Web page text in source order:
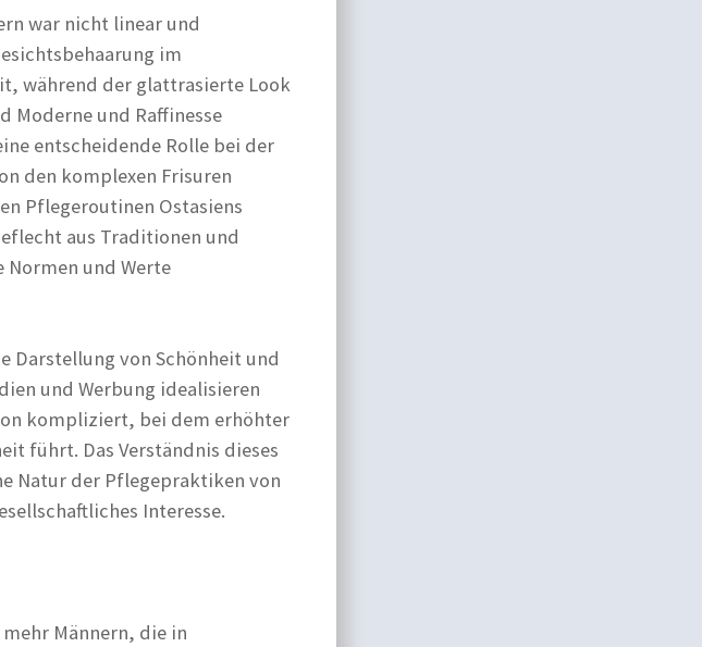
war nicht linear und
im
während der glattrasierte Look
Moderne und Raffinesse
entscheidende Rolle bei der
den komplexen Frisuren
Pflegeroutinen Ostasiens
aus Traditionen und
Normen und Werte
Darstellung von Schönheit und
und Werbung idealisieren
kompliziert, bei dem erhöhter
führt. Das Verständnis dieses
Natur der Pflegepraktiken von
Interesse.
Männern, die in